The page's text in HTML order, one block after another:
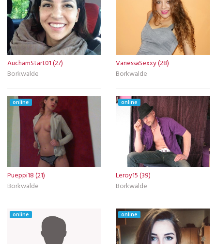
AuchamStart01 (27)
Borkwalde
VanessaSexxy (28)
Borkwalde
online
Pueppi18 (21)
Borkwalde
online
Leroy15 (39)
Borkwalde
online online